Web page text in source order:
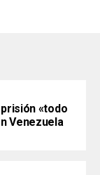
«todo
Venezuela